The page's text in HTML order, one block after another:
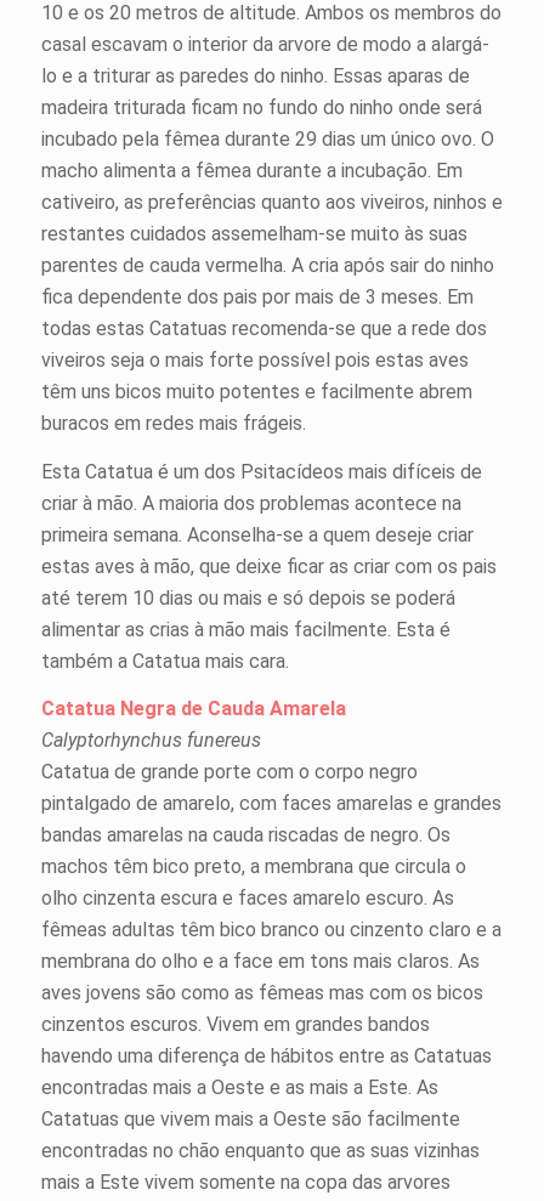
10 e os 20 metros de altitude. Ambos os membros do
casal escavam o interior da arvore de modo a alargá-
lo e a triturar as paredes do ninho. Essas aparas de
madeira triturada ficam no fundo do ninho onde será
incubado pela fêmea durante 29 dias um único ovo. O
macho alimenta a fêmea durante a incubação. Em
cativeiro, as preferências quanto aos viveiros, ninhos e
restantes cuidados assemelham-se muito às suas
parentes de cauda vermelha. A cria após sair do ninho
fica dependente dos pais por mais de 3 meses. Em
todas estas Catatuas recomenda-se que a rede dos
viveiros seja o mais forte possível pois estas aves
têm uns bicos muito potentes e facilmente abrem
buracos em redes mais frágeis.
Esta Catatua é um dos Psitacídeos mais difíceis de
criar à mão. A maioria dos problemas acontece na
primeira semana. Aconselha-se a quem deseje criar
estas aves à mão, que deixe ficar as criar com os pais
até terem 10 dias ou mais e só depois se poderá
alimentar as crias à mão mais facilmente. Esta é
também a Catatua mais cara.
Catatua Negra de Cauda Amarela
Calyptorhynchus funereus
Catatua de grande porte com o corpo negro
pintalgado de amarelo, com faces amarelas e grandes
bandas amarelas na cauda riscadas de negro. Os
machos têm bico preto, a membrana que circula o
olho cinzenta escura e faces amarelo escuro. As
fêmeas adultas têm bico branco ou cinzento claro e a
membrana do olho e a face em tons mais claros. As
aves jovens são como as fêmeas mas com os bicos
cinzentos escuros. Vivem em grandes bandos
havendo uma diferença de hábitos entre as Catatuas
encontradas mais a Oeste e as mais a Este. As
Catatuas que vivem mais a Oeste são facilmente
encontradas no chão enquanto que as suas vizinhas
mais a Este vivem somente na copa das arvores